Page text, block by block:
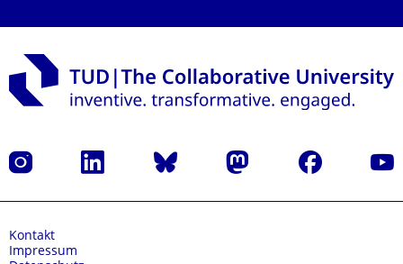
Instagram LinkedIn Bluesky Mastodon Facebook
Kontakt
Impressum